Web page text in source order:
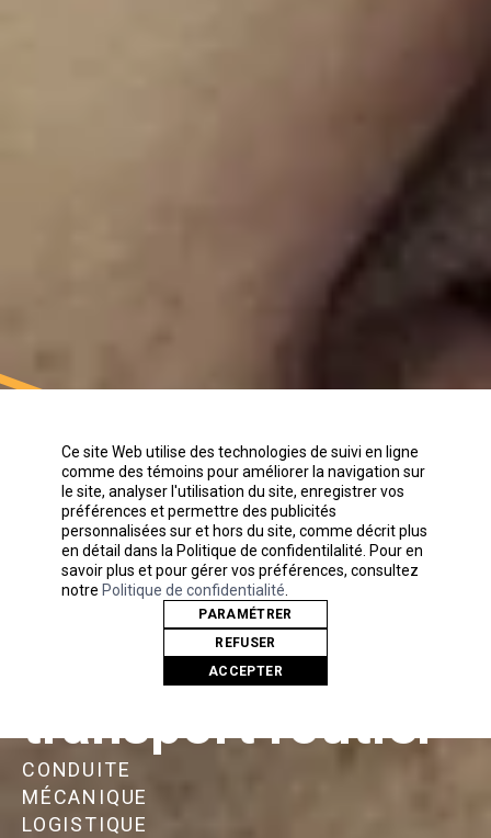
Accompagner les
entreprises et
valoriser les
talents du
transport routier
CONDUITE
MÉCANIQUE
LOGISTIQUE
Ce site Web utilise des technologies de suivi en ligne
comme des témoins pour améliorer la navigation sur
le site, analyser l'utilisation du site, enregistrer vos
préférences et permettre des publicités
personnalisées sur et hors du site, comme décrit plus
en détail dans la Politique de confidentilalité. Pour en
savoir plus et pour gérer vos préférences, consultez
notre Politique de confidentialité
PARAMÉTRER
REFUSER
ACCEPTER